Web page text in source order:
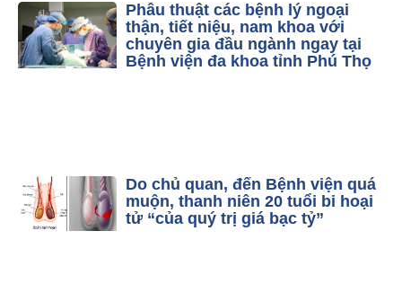
Phẫu thuật các bệnh lý ngoại
thận, tiết niệu, nam khoa với
chuyên gia đầu ngành ngay tại
Bệnh viện đa khoa tỉnh Phú Thọ
Do chủ quan, đến Bệnh viện quá
muộn, thanh niên 20 tuổi bi hoại
tử “của quý trị giá bạc tỷ”